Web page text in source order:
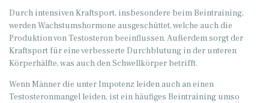
Durch intensiven Kraftsport, insbesondere beim Beintraining,
werden Wachstumshormone ausgeschüttet, welche auch die
Produktion von Testosteron beeinflussen. Außerdem sorgt der
Kraftsport für eine verbesserte Durchblutung in der unteren
Körperhälfte, was auch den Schwellkörper betrifft.
Wenn Männer die unter Impotenz leiden auch an einen
Testosteronmangel leiden, ist ein häufiges Beintraining umso